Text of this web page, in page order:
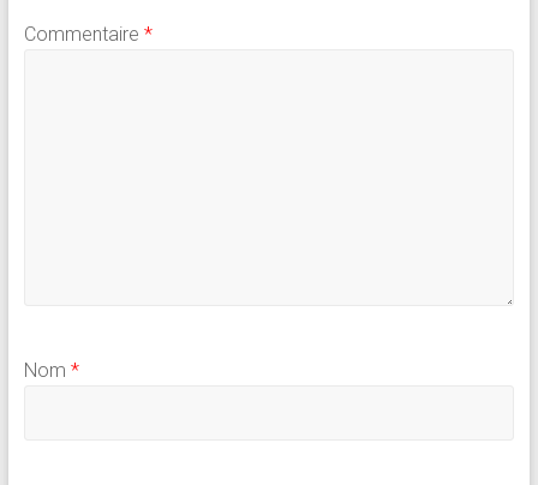
Commentaire *
Nom *